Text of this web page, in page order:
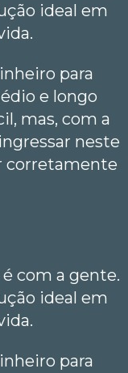
ideal em
para
e longo
mas, com a
neste
corretamente
com a gente.
ideal em
para